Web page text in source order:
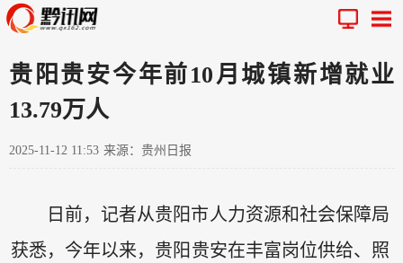
贵阳贵安今年前10月城镇新增就业
13.79万人
2025-11-12 11:53 来源：贵州日报
日前，记者从贵阳市人力资源和社会保障局
获悉，今年以来，贵阳贵安在丰富岗位供给、照